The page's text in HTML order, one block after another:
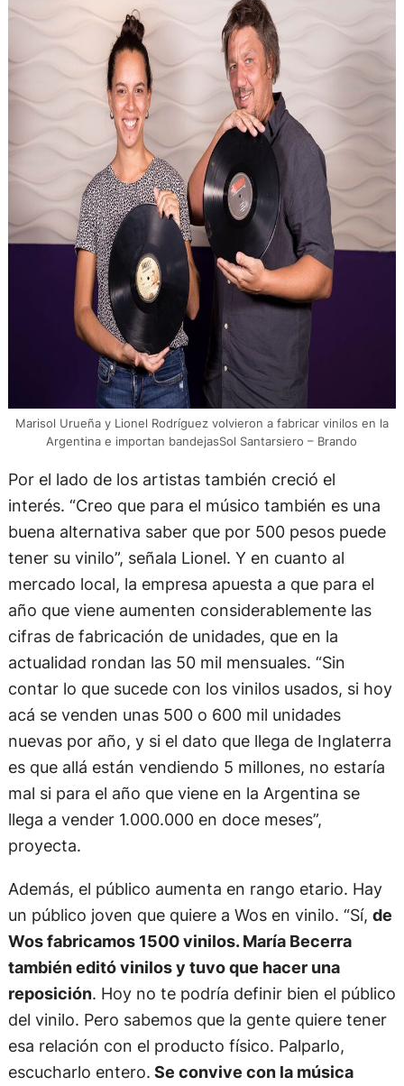
Marisol Urueña y Lionel Rodríguez volvieron a fabricar vinilos en la
Argentina e importan bandejasSol Santarsiero – Brando
Por el lado de los artistas también creció el
interés. “Creo que para el músico también es una
buena alternativa saber que por 500 pesos puede
tener su vinilo”, señala Lionel. Y en cuanto al
mercado local, la empresa apuesta a que para el
año que viene aumenten considerablemente las
cifras de fabricación de unidades, que en la
actualidad rondan las 50 mil mensuales. “Sin
contar lo que sucede con los vinilos usados, si hoy
acá se venden unas 500 o 600 mil unidades
nuevas por año, y si el dato que llega de Inglaterra
es que allá están vendiendo 5 millones, no estaría
mal si para el año que viene en la Argentina se
llega a vender 1.000.000 en doce meses”,
proyecta.
Además, el público aumenta en rango etario. Hay
un público joven que quiere a Wos en vinilo. “Sí, de
Wos fabricamos 1500 vinilos. María Becerra
también editó vinilos y tuvo que hacer una
reposición. Hoy no te podría definir bien el público
del vinilo. Pero sabemos que la gente quiere tener
esa relación con el producto físico. Palparlo,
escucharlo entero. Se convive con la música